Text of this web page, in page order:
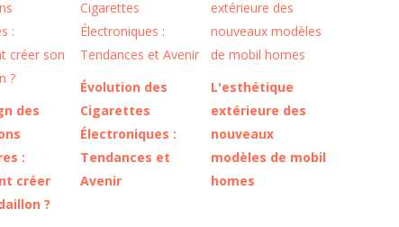
des
:
créer
?
Évolution des
Cigarettes
Électroniques :
Tendances et
Avenir
L'esthétique
extérieure des
nouveaux
modèles de mobil
homes